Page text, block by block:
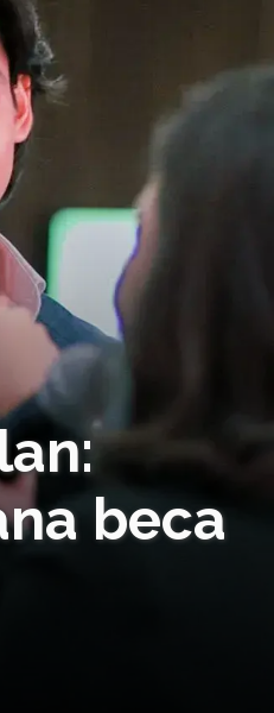
beca